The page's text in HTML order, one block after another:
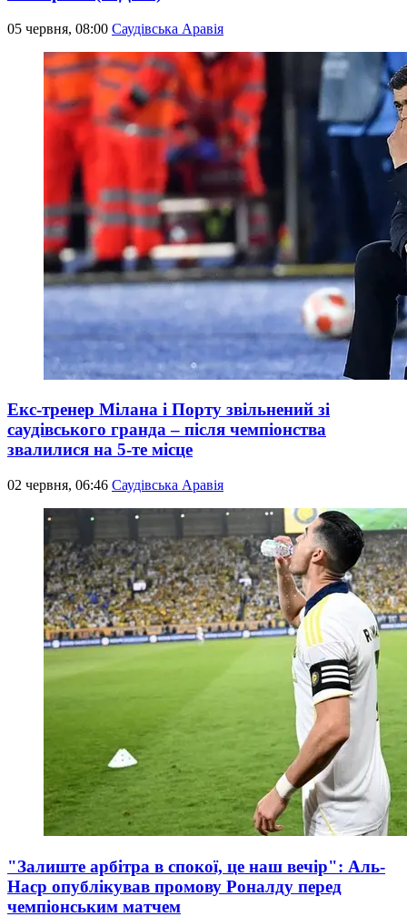
05 червня, 08:00 Саудівська Аравія
Екс-тренер Мілана і Порту звільнений зі
саудівського гранда – після чемпіонства
звалилися на 5-те місце
02 червня, 06:46 Саудівська Аравія
"Залиште арбітра в спокої, це наш вечір": Аль-
Наср опублікував промову Роналду перед
чемпіонським матчем